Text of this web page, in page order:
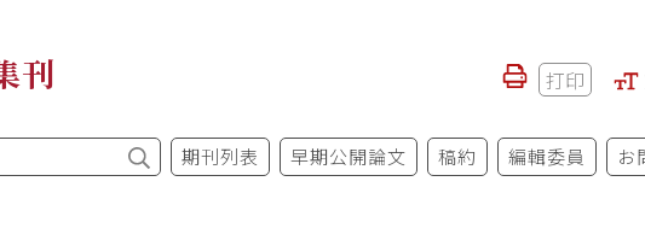
刊 打印
期刊列表 早期公開論文 稿約 編輯委員 お